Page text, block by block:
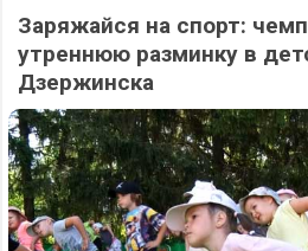
Заряжайся на спорт:
утреннюю разминку в
Дзержинска